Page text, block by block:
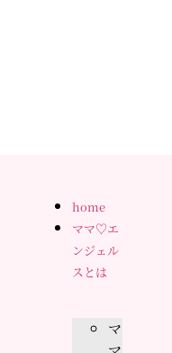
home
ママ♡エ
ンジェル
スとは
マ